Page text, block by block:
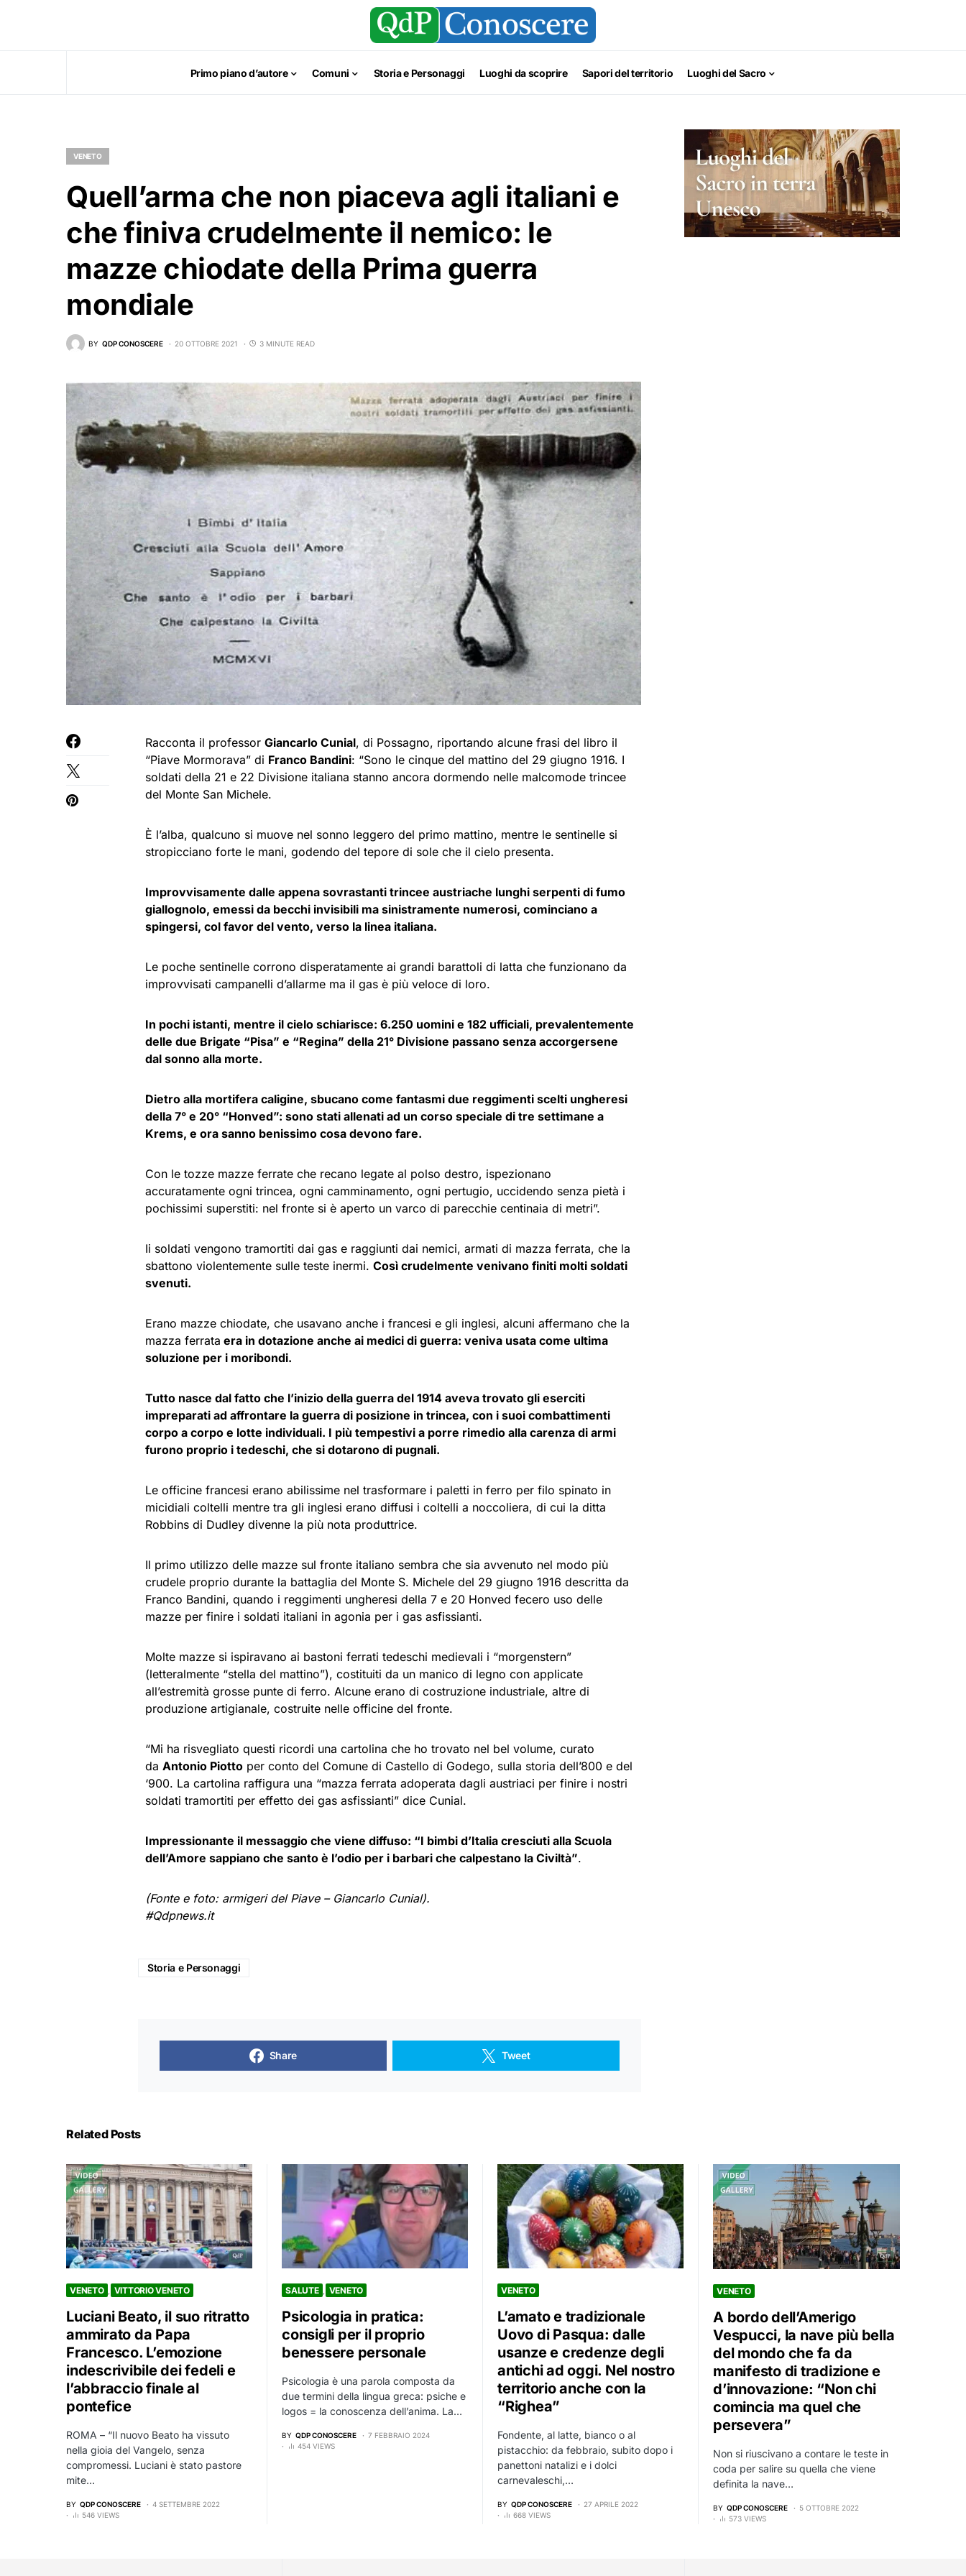
Primo piano d’autore Comuni Storia e Personaggi Luoghi da scoprire Sapori del territorio Luoghi del Sacro
VENETO
Quell’arma che non piaceva agli italiani e
che finiva crudelmente il nemico: le
mazze chiodate della Prima guerra
mondiale
BY QDP CONOSCERE 20 OTTOBRE 2021 3 MINUTE READ
Racconta il professor Giancarlo Cunial, di Possagno, riportando alcune frasi del libro il
“Piave Mormorava” di Franco Bandini: “Sono le cinque del mattino del 29 giugno 1916. I
soldati della 21 e 22 Divisione italiana stanno ancora dormendo nelle malcomode trincee
del Monte San Michele.
È l’alba, qualcuno si muove nel sonno leggero del primo mattino, mentre le sentinelle si
stropicciano forte le mani, godendo del tepore di sole che il cielo presenta.
Improvvisamente dalle appena sovrastanti trincee austriache lunghi serpenti di fumo
giallognolo, emessi da becchi invisibili ma sinistramente numerosi, cominciano a
spingersi, col favor del vento, verso la linea italiana.
Le poche sentinelle corrono disperatamente ai grandi barattoli di latta che funzionano da
improvvisati campanelli d’allarme ma il gas è più veloce di loro.
In pochi istanti, mentre il cielo schiarisce: 6.250 uomini e 182 ufficiali, prevalentemente
delle due Brigate “Pisa” e “Regina” della 21° Divisione passano senza accorgersene
dal sonno alla morte.
Dietro alla mortifera caligine, sbucano come fantasmi due reggimenti scelti ungheresi
della 7° e 20° “Honved”: sono stati allenati ad un corso speciale di tre settimane a
Krems, e ora sanno benissimo cosa devono fare.
Con le tozze mazze ferrate che recano legate al polso destro, ispezionano
accuratamente ogni trincea, ogni camminamento, ogni pertugio, uccidendo senza pietà i
pochissimi superstiti: nel fronte si è aperto un varco di parecchie centinaia di metri”.
Ii soldati vengono tramortiti dai gas e raggiunti dai nemici, armati di mazza ferrata, che la
sbattono violentemente sulle teste inermi. Così crudelmente venivano finiti molti soldati
svenuti.
Erano mazze chiodate, che usavano anche i francesi e gli inglesi, alcuni affermano che la
mazza ferrata era in dotazione anche ai medici di guerra: veniva usata come ultima
soluzione per i moribondi.
Tutto nasce dal fatto che l’inizio della guerra del 1914 aveva trovato gli eserciti
impreparati ad affrontare la guerra di posizione in trincea, con i suoi combattimenti
corpo a corpo e lotte individuali. I più tempestivi a porre rimedio alla carenza di armi
furono proprio i tedeschi, che si dotarono di pugnali.
Le officine francesi erano abilissime nel trasformare i paletti in ferro per filo spinato in
micidiali coltelli mentre tra gli inglesi erano diffusi i coltelli a noccoliera, di cui la ditta
Robbins di Dudley divenne la più nota produttrice.
Il primo utilizzo delle mazze sul fronte italiano sembra che sia avvenuto nel modo più
crudele proprio durante la battaglia del Monte S. Michele del 29 giugno 1916 descritta da
Franco Bandini, quando i reggimenti ungheresi della 7 e 20 Honved fecero uso delle
mazze per finire i soldati italiani in agonia per i gas asfissianti.
Molte mazze si ispiravano ai bastoni ferrati tedeschi medievali i “morgenstern”
(letteralmente “stella del mattino”), costituiti da un manico di legno con applicate
all’estremità grosse punte di ferro. Alcune erano di costruzione industriale, altre di
produzione artigianale, costruite nelle officine del fronte.
“Mi ha risvegliato questi ricordi una cartolina che ho trovato nel bel volume, curato
da Antonio Piotto per conto del Comune di Castello di Godego, sulla storia dell’800 e del
‘900. La cartolina raffigura una “mazza ferrata adoperata dagli austriaci per finire i nostri
soldati tramortiti per effetto dei gas asfissianti” dice Cunial.
Impressionante il messaggio che viene diffuso: “I bimbi d’Italia cresciuti alla Scuola
dell’Amore sappiano che santo è l’odio per i barbari che calpestano la Civiltà”.
(Fonte e foto: armigeri del Piave – Giancarlo Cunial).
#Qdpnews.it
Storia e Personaggi
Share Tweet
Related Posts
VENETO VITTORIO VENETO
Luciani Beato, il suo ritratto
ammirato da Papa
Francesco. L’emozione
indescrivibile dei fedeli e
l’abbraccio finale al
pontefice
ROMA – “Il nuovo Beato ha vissuto
nella gioia del Vangelo, senza
compromessi. Luciani è stato pastore
mite…
BY QDP CONOSCERE
4 SETTEMBRE 2022
546 VIEWS
SALUTE VENETO
Psicologia in pratica:
consigli per il proprio
benessere personale
Psicologia è una parola composta da
due termini della lingua greca: psiche e
logos = la conoscenza dell’anima. La…
BY QDP CONOSCERE
7 FEBBRAIO 2024
454 VIEWS
VENETO
L’amato e tradizionale
Uovo di Pasqua: dalle
usanze e credenze degli
antichi ad oggi. Nel nostro
territorio anche con la
“Righea”
Fondente, al latte, bianco o al
pistacchio: da febbraio, subito dopo i
panettoni natalizi e i dolci
carnevaleschi,…
BY QDP CONOSCERE
27 APRILE 2022
668 VIEWS
VENETO
A bordo dell’Amerigo
Vespucci, la nave più bella
del mondo che fa da
manifesto di tradizione e
d’innovazione: “Non chi
comincia ma quel che
persevera”
Non si riuscivano a contare le teste in
coda per salire su quella che viene
definita la nave…
BY QDP CONOSCERE
5 OTTOBRE 2022
573 VIEWS